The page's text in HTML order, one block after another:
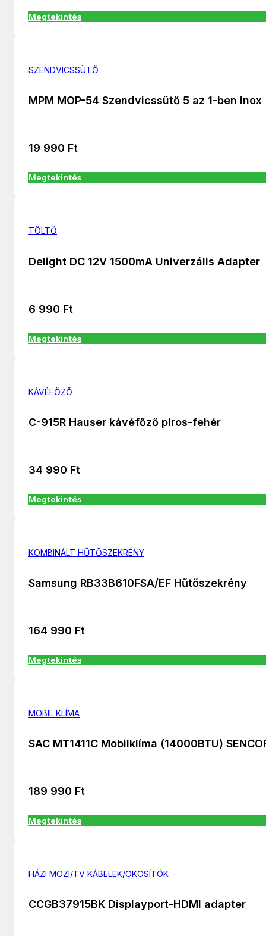
Megtekintés
SZENDVICSSÜTŐ
MPM MOP-54 Szendvicssütő 5 az 1-ben inox
19 990 Ft
Megtekintés
TÖLTŐ
Delight DC 12V 1500mA Univerzális Adapter
6 990 Ft
Megtekintés
KÁVÉFŐZŐ
C-915R Hauser kávéfőző piros-fehér
34 990 Ft
Megtekintés
KOMBINÁLT HŰTŐSZEKRÉNY
Samsung RB33B610FSA/EF Hűtőszekrény
164 990 Ft
Megtekintés
MOBIL KLÍMA
SAC MT1411C Mobilklíma (14000BTU)
189 990 Ft
Megtekintés
HÁZI MOZI/TV KÁBELEK/OKOSÍTÓK
CCGB37915BK Displayport-HDMI adapter